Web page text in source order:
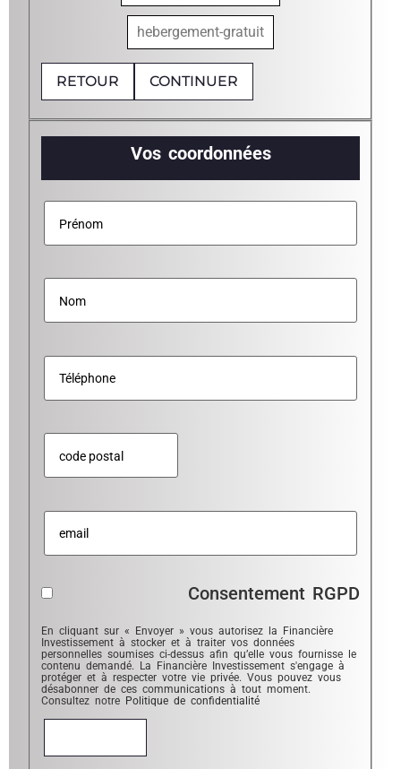
hebergement-gratuit
RETOUR CONTINUER
Vos coordonnées
Consentement RGPD
En cliquant sur « Envoyer » vous autorisez la Financière
Investissement à stocker et à traiter vos données
personnelles soumises ci-dessus afin qu’elle vous fournisse le
contenu demandé. La Financière Investissement s'engage à
protéger et à respecter votre vie privée. Vous pouvez vous
désabonner de ces communications à tout moment.
Consultez notre Politique de confidentialité